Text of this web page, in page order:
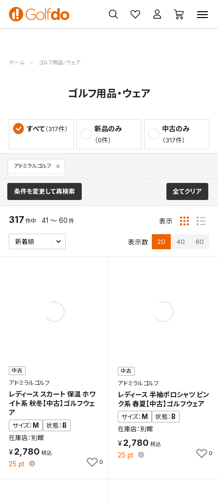
ゴルフ
クラブ
ゴルフ用品
買取
無料査定
クーポン
一覧
ホーム ゴルフ用品・ウェア
ゴルフ用品・ウェア
すべて（317件） 新品のみ
（0件）
中古のみ
（317件）
アドミラルゴルフ
条件を変更して再検索 全てクリア
317 件中 41 ～ 60 件 表示
表示数 20 40 60
中古
アドミラルゴルフ
レディース スカート 保温 ホワ
イト系 秋冬【中古】ゴルフウェ
ア
サイズ： M 状態： B
在庫店：別館
2,780
25 pt 0
中古
アドミラルゴルフ
レディース 半袖ポロシャツ ピン
ク系 春夏【中古】ゴルフウェア
サイズ： M 状態： B
在庫店：別館
2,780
25 pt 0